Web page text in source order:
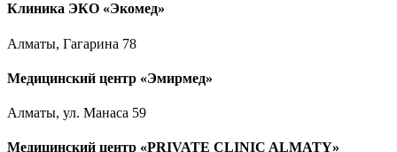
Клиника ЭКО «Экомед»
Алматы, Гагарина 78
Медицинский центр «Эмирмед»
Алматы, ул. Манаса 59
Медицинский центр «PRIVATE CLINIC ALMATY»